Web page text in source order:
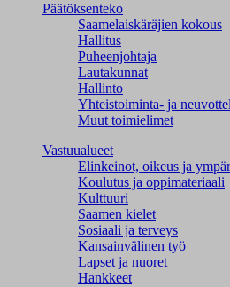
Päätöksenteko
Saamelaiskäräjien kokous
Hallitus
Puheenjohtaja
Lautakunnat
Hallinto
Yhteistoiminta- ja
Muut toimielimet
Vastuualueet
Elinkeinot, oikeus ja
Koulutus ja oppimateriaali
Kulttuuri
Saamen kielet
Sosiaali ja terveys
Kansainvälinen työ
Lapset ja nuoret
Hankkeet